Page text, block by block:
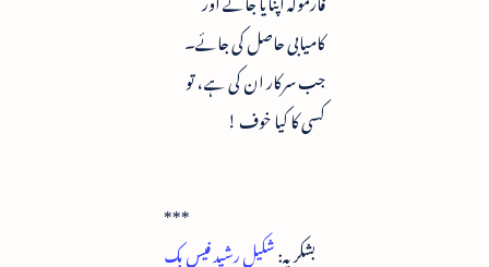
کامیابی حاصل کی جائے۔
جب سرکار ان کی ہے ، تو
کسی کا کیا خوف !
***
بشکریہ:شکیل رشید فیس بک